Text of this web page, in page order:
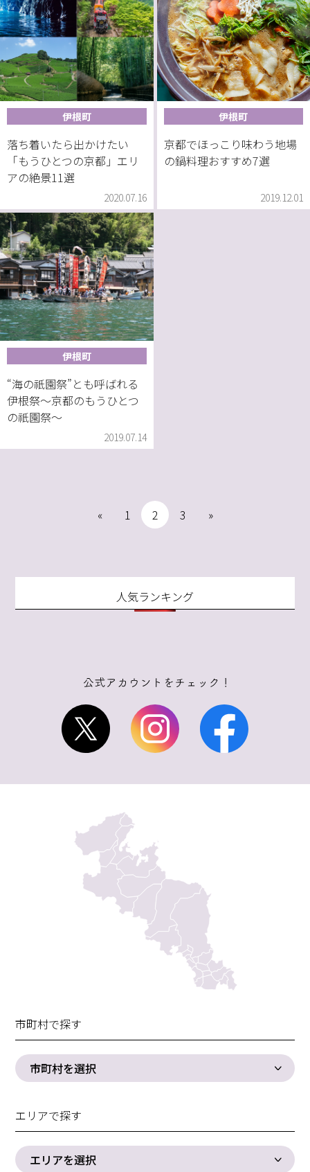
伊根町
落ち着いたら出かけたい
「もうひとつの京都」エリ
アの絶景11選
2020.07.16
伊根町
京都でほっこり味わう地場
の鍋料理おすすめ7選
2019.12.01
伊根町
“海の祇園祭”とも呼ばれる
伊根祭～京都のもうひとつ
の祇園祭～
2019.07.14
« 1 2 3 »
人気ランキング
市町村で探す
市町村を選択
エリアで探す
エリアを選択